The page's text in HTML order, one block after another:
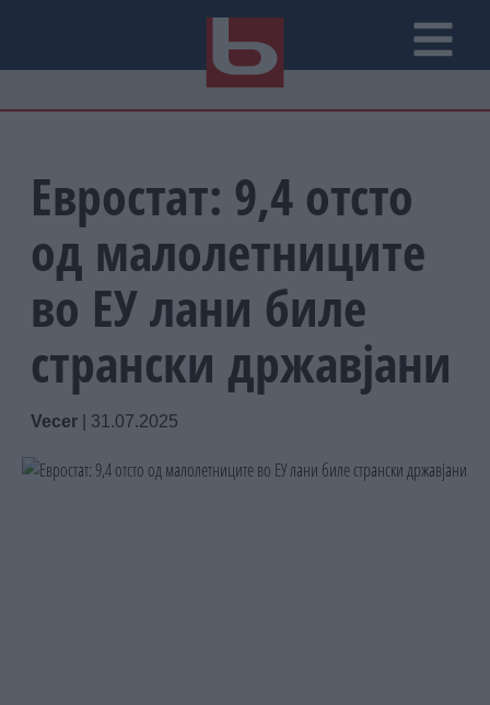
Евростат: 9,4 отсто
од малолетниците
во ЕУ лани биле
странски државјани
Vecer 31.07.2025